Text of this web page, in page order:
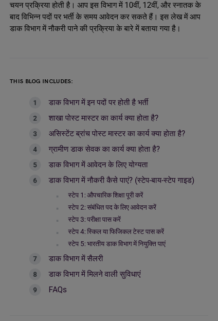
चयन प्रक्रिया होती है। आप इस विभाग में 10वीं, 12वीं, और स्नातक के
बाद विभिन्न पदों पर भर्ती के समय आवेदन कर सकते हैं। इस लेख में आप
डाक विभाग में नौकरी पाने की प्रक्रिया के बारे में बताया गया है।
THIS BLOG INCLUDES:
डाक विभाग में इन पदों पर होती है भर्ती
शाखा पोस्ट मास्टर का कार्य क्या होता है?
असिस्टेंट ब्रांच पोस्ट मास्टर का कार्य क्या होता है?
ग्रामीण डाक सेवक का कार्य क्या होता है?
डाक विभाग में आवेदन के लिए योग्‍यता
डाक विभाग में नौकरी कैसे पाएं? (स्टेप-बाय-स्टेप गाइड)
स्टेप 1: औपचारिक शिक्षा पूरी करें
स्टेप 2: संबंधित पद के लिए आवेदन करें
स्टेप 3: परीक्षा पास करें
स्टेप 4: स्किल या फिजिकल टेस्ट पास करें
स्टेप 5: भारतीय डाक विभाग में नियुक्ति पाएं
डाक विभाग में सैलरी
डाक विभाग में मिलने वाली सुविधाएं
FAQs